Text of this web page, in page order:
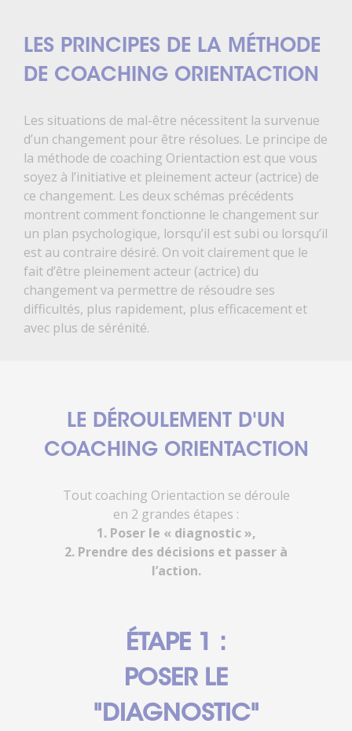
LES PRINCIPES DE LA MÉTHODE
DE COACHING ORIENTACTION
Les situations de mal-être nécessitent la survenue
d’un changement pour être résolues. Le principe de
la méthode de coaching Orientaction est que vous
soyez à l’initiative et pleinement acteur (actrice) de
ce changement. Les deux schémas précédents
montrent comment fonctionne le changement sur
un plan psychologique, lorsqu’il est subi ou lorsqu’il
est au contraire désiré. On voit clairement que le
fait d’être pleinement acteur (actrice) du
changement va permettre de résoudre ses
difficultés, plus rapidement, plus efficacement et
avec plus de sérénité.
LE DÉROULEMENT D'UN
COACHING ORIENTACTION
Tout coaching Orientaction se déroule
en 2 grandes étapes :
1. Poser le « diagnostic »,
2. Prendre des décisions et passer à
l’action.
ÉTAPE 1 :
POSER LE
"DIAGNOSTIC"